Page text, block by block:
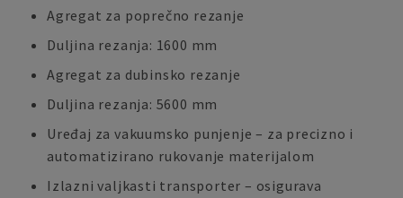
Agregat za poprečno rezanje
Duljina rezanja: 1600 mm
Agregat za dubinsko rezanje
Duljina rezanja: 5600 mm
Uređaj za vakuumsko punjenje – za precizno i
automatizirano rukovanje materijalom
Izlazni valjkasti transporter – osigurava